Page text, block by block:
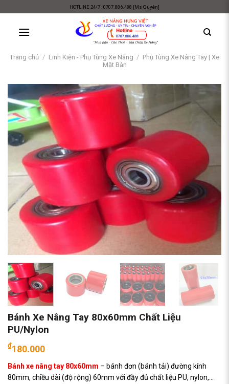
content
HOTLINE 24/7 : 0707.886.488 [Ms Quyên]
Trang chủ / Linh Kiện - Phụ Tùng Xe Nâng / Phụ Tùng Xe Nâng Tay | Xe
Mặt Bàn
Bánh Xe Nâng Tay 80x60mm Chất Liệu
PU/Nylon
₫180.000
Bánh xe nâng tay 80x60mm – bánh đơn (bánh tải) đường kính
80mm, chiều dài (độ rộng) 60mm với đầy đủ chất liệu PU, nylon,…